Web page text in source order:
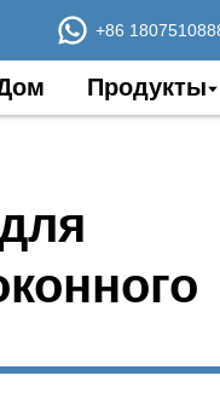
+86
Продукты